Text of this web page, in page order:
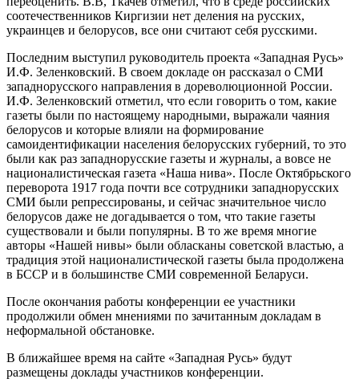
соотечественников Киргизии нет деления на русских,
украинцев и белорусов, все они считают себя русскими.
Последним выступил руководитель проекта «Западная Русь»
И.Ф. Зеленковский. В своем докладе он рассказал о СМИ
западнорусского направления в дореволюционной России.
И.Ф. Зеленковский отметил, что если говорить о том, какие
газеты были по настоящему народными, выражали чаяния
белорусов и которые влияли на формирование
самоидентификации населения белорусских губерний, то это
были как раз западнорусские газеты и журналы, а вовсе не
националистическая газета «Наша нива». После Октябрьского
переворота 1917 года почти все сотрудники западнорусских
СМИ были репрессированы, и сейчас значительное число
белорусов даже не догадывается о том, что такие газеты
существовали и были популярны. В то же время многие
авторы «Нашей нивы» были обласканы советской властью, а
традиция этой националистической газеты была продолжена
в БССР и в большинстве СМИ современной Беларуси.
После окончания работы конференции ее участники
продолжили обмен мнениями по зачитанным докладам в
неформальной обстановке.
В ближайшее время на сайте «Западная Русь» будут
размещены доклады участников конференции.